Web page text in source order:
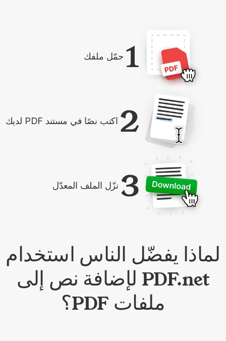
1 حمّل ملفك
2 اكتب نصًا في مستند PDF لديك
3 نزّل الملف المعدّل
لماذا يفضّل الناس استخدام
PDF.net لإضافة نص إلى
ملفات PDF؟